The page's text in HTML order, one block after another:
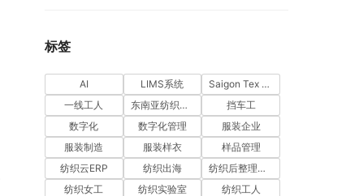
标签
AI LIMS系统
Saigon Tex 2026
一线工人
东南亚纺织市场
挡车工
数字化
数字化管理
服装企业
服装制造
服装样衣
样品管理
纺织云ERP
纺织出海
纺织后整理软件
纺织女工
纺织实验室
纺织工人